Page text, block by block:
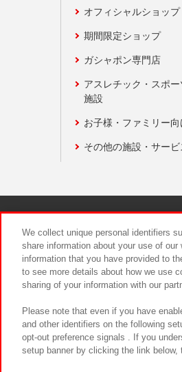
オフィシャルショップ
期間限定ショップ
ガシャポン専門店
アスレチック・スポー
施設
お子様・ファミリー向
その他の施設・サービ
We collect unique personal identifiers
share information about your use of
information that you have provided to
to see more details about how we use
sharing of your information with our
Please note that even if you have
and other identifiers on the following
opt-out preference signals . If you
setup banner by clicking the link